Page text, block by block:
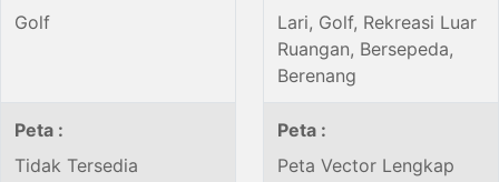
Golf
Lari, Golf, Rekreasi Luar
Ruangan, Bersepeda,
Berenang
Peta :
Tidak Tersedia
Peta :
Peta Vector Lengkap